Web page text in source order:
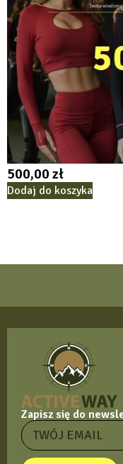
500,00 zł
Dodaj do koszyka
Zapisz się do